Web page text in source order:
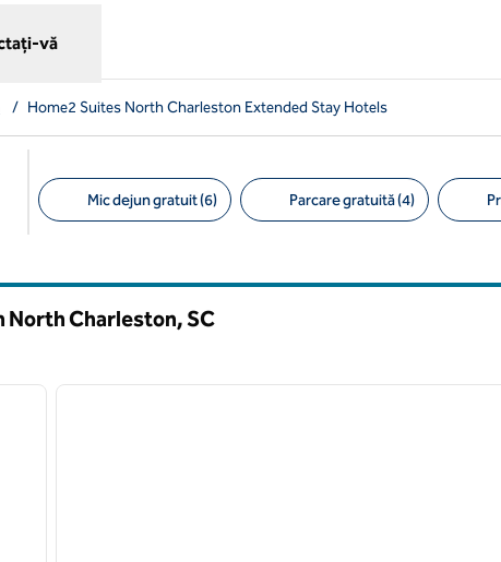
vă
/ Home2 Suites North Charleston Extended Stay Hotels
Mic dejun gratuit (6) Parcare gratuită (4)
North Charleston,SC
imaginea următoare
1 din 12